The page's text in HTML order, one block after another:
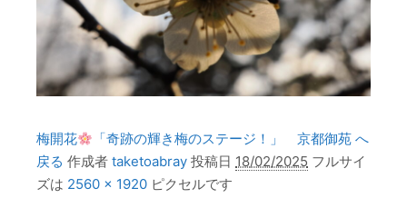
梅開花
「奇跡の輝き梅のステージ！」 京都御苑 へ
戻る 作成者 taketoabray 投稿日 18/02/2025 フルサイ
ズは 2560 × 1920 ピクセルです